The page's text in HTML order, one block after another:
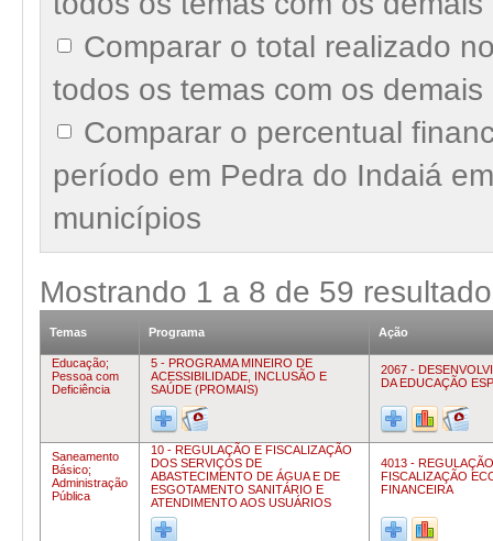
Comparar o total realizado
todos os temas com os
Comparar o percentual
período em Pedra do Indaiá
municípios
Mostrando 1 a 8 de 59
Temas Programa Ação
Educação;
Pessoa com
Deficiência
5 - PROGRAMA MINEIRO DE
ACESSIBILIDADE, INCLUSÃO E
SAÚDE (PROMAIS)
2067 -
DA EDUCAÇÃO
Saneamento
Básico;
Administração
Pública
10 - REGULAÇÃO E FISCALIZAÇÃO
DOS SERVIÇOS DE
ABASTECIMENTO DE ÁGUA E DE
ESGOTAMENTO SANITÁRIO E
ATENDIMENTO AOS USUÁRIOS
4013 -
FISCALIZAÇÃO
FINANCEIRA